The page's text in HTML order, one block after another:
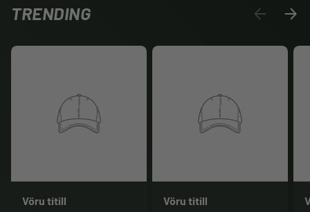
TRENDING FYRRI
Vöru titill
Vöru titill